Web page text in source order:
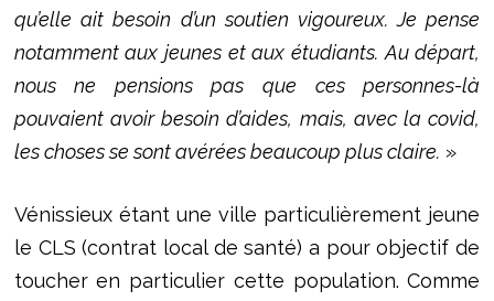
qu’elle ait besoin d’un soutien vigoureux. Je pense
notamment aux jeunes et aux étudiants. Au départ,
nous ne pensions pas que ces personnes-là
pouvaient avoir besoin d’aides, mais, avec la covid,
les choses se sont avérées beaucoup plus claire. »
Vénissieux étant une ville particulièrement jeune
le CLS (contrat local de santé) a pour objectif de
toucher en particulier cette population. Comme